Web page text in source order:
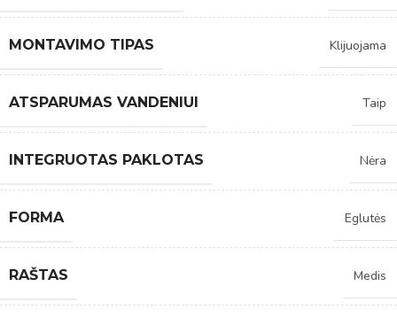
MONTAVIMO TIPAS Klijuojama
ATSPARUMAS VANDENIUI Taip
INTEGRUOTAS PAKLOTAS Nėra
FORMA Eglutės
RAŠTAS Medis